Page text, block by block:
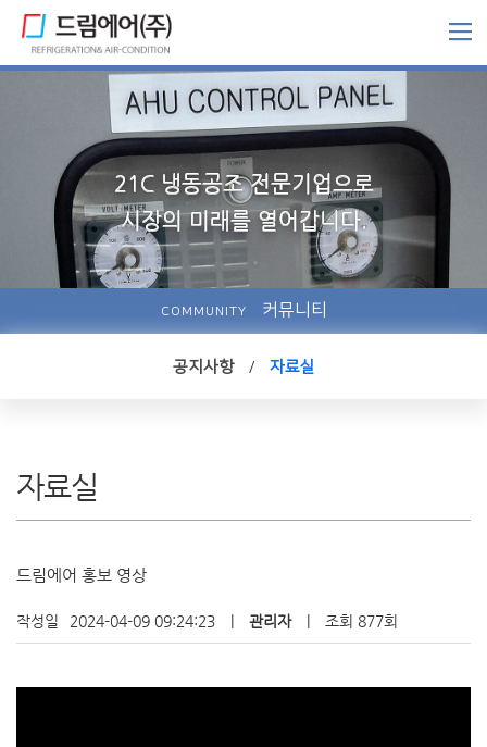
COMMUNITY 커뮤니티
공지사항 / 자료실
자료실
드림에어 홍보 영상
작성일 2024-04-09 09:24:23 관리자 조회 877회